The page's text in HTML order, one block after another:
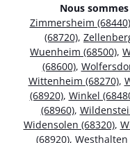
Nous
Zimmersheim (68440)
(68720),
Wuenheim (68500),
(68600),
Wittenheim (68270),
(68920), Winkel
(68960),
Widensolen (68320),
(68920), Westhalten